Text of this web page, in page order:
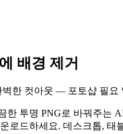
배경 제거
한 컷아웃 — 포토샵 필요
한 투명 PNG로 바꿔주는
로드하세요. 데스크톱,